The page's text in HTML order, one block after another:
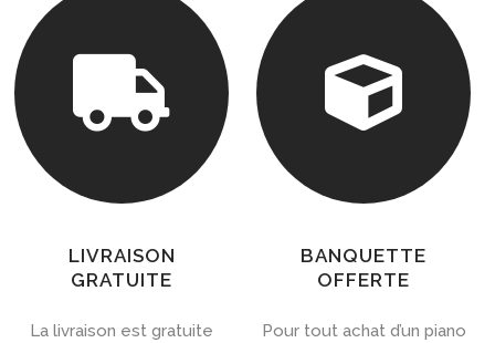

LIVRAISON
GRATUITE
La livraison est gratuite

BANQUETTE
OFFERTE
Pour tout achat d’un piano